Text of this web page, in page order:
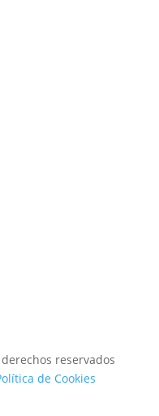
reservados
de Cookies